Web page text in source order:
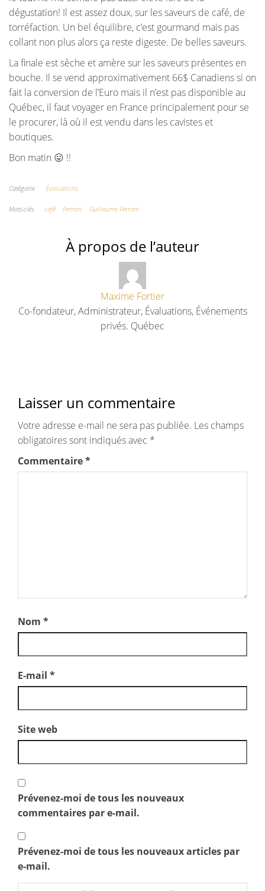
dégustation! Il est assez doux, sur les saveurs de café, de
torréfaction. Un bel équilibre, c’est gourmand mais pas
collant non plus alors ça reste digeste. De belles saveurs.
La finale est sèche et amère sur les saveurs présentes en
bouche. Il se vend approximativement 66$ Canadiens si on
fait la conversion de l’Euro mais il n’est pas disponible au
Québec, il faut voyager en France principalement pour se
le procurer, là où il est vendu dans les cavistes et
boutiques.
Bon matin 😛 !!
Catégorie Évaluations
Mots-clés café Ferroni Guillaume Ferroni
À propos de l’auteur
Maxime Fortier
Co-fondateur, Administrateur, Évaluations, Événements
privés. Québec
Laisser un commentaire
Votre adresse e-mail ne sera pas publiée. Les champs
obligatoires sont indiqués avec *
Commentaire*
Nom *
E-mail *
Site web
Prévenez-moi de tous les nouveaux
commentaires par e-mail.
Prévenez-moi de tous les nouveaux articles par
e-mail.